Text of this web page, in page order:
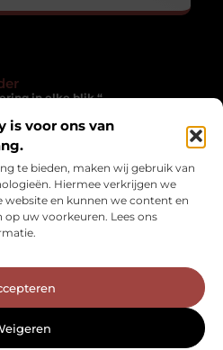
is voor ons van
te bieden, maken wij gebruik van
Hiermee verkrijgen we
website en kunnen we content en
uw voorkeuren. Lees ons
in elke blik “
kijken naar het gewone. Een
verwonderen en het